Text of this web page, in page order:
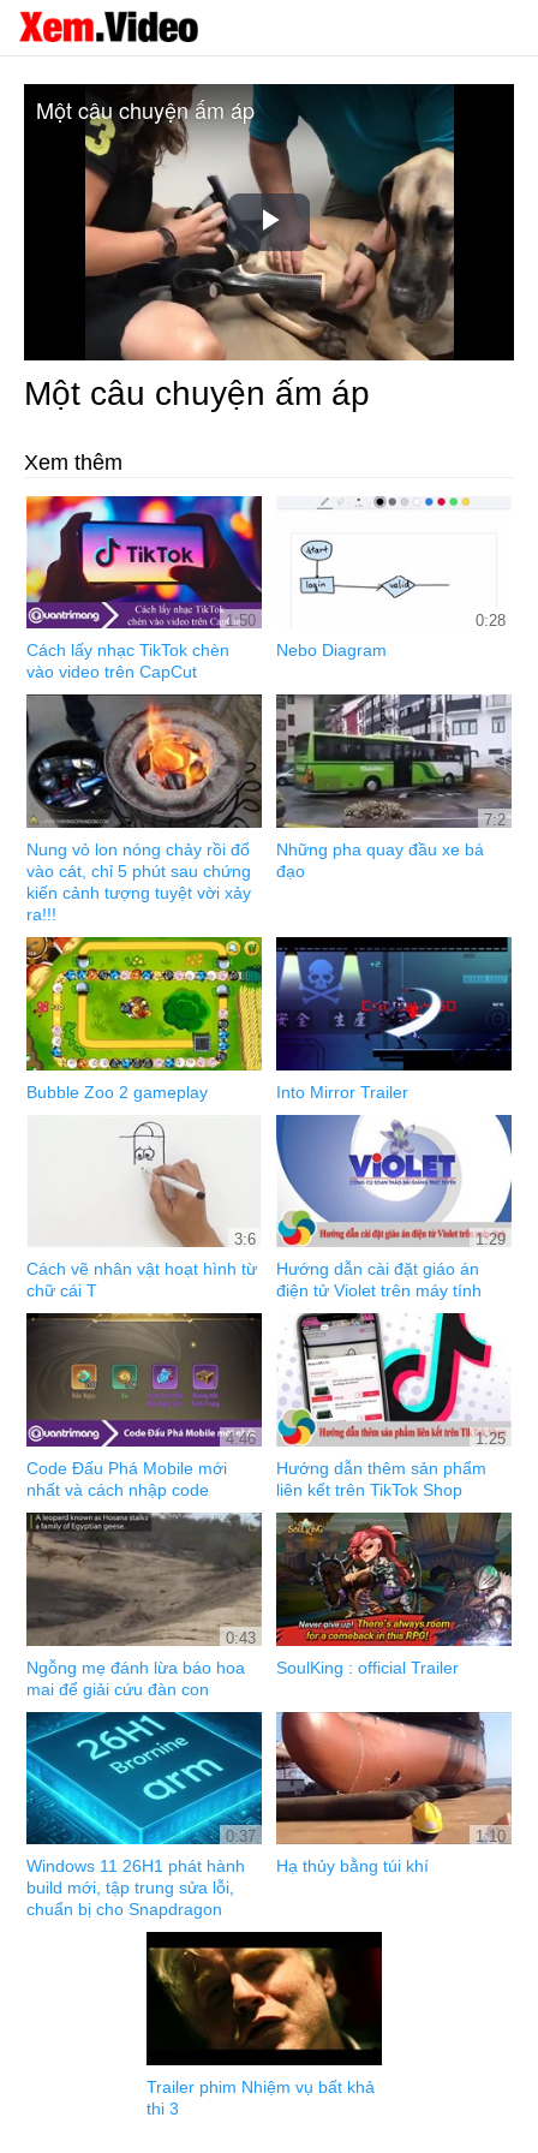
Play
Video
Một câu chuyện ấm áp
Một câu chuyện ấm áp
Xem thêm
1:50
Cách lấy nhạc TikTok chèn
vào video trên CapCut
0:28
Nebo Diagram
Nung vỏ lon nóng chảy rồi đổ
vào cát, chỉ 5 phút sau chứng
kiến cảnh tượng tuyệt vời xảy
ra!!!
7:2
Những pha quay đầu xe bá
đạo
Bubble Zoo 2 gameplay Into Mirror Trailer
3:6
Cách vẽ nhân vật hoạt hình từ
chữ cái T
1:29
Hướng dẫn cài đặt giáo án
điện tử Violet trên máy tính
4:46
Code Đấu Phá Mobile mới
nhất và cách nhập code
1:25
Hướng dẫn thêm sản phẩm
liên kết trên TikTok Shop
0:43
Ngỗng mẹ đánh lừa báo hoa
mai để giải cứu đàn con
SoulKing : official Trailer
0:37
Windows 11 26H1 phát hành
build mới, tập trung sửa lỗi,
chuẩn bị cho Snapdragon
1:10
Hạ thủy bằng túi khí
Trailer phim Nhiệm vụ bất khả
thi 3